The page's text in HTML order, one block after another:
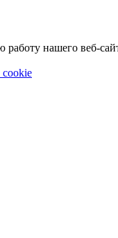
нашего веб-
cookie